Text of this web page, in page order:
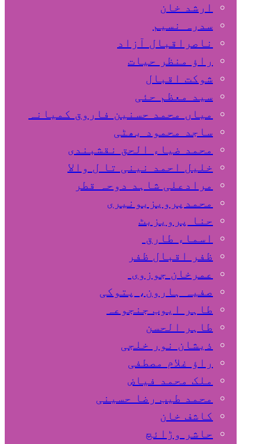
ارشد خان
سدرہ نسیم
ناصراقبال آزاد
راؤ منظر حیات
شوکت اقبال
سید معظم حئی
میاں محمد حسنین فاروق کمیانہ
ساجد محمود بھٹی
محمد ضیاء الحق نقشبندی
خلیل احمد نینی تا ل والا
مرادعلی شاہد دوحہ قطر
محمدپرویزبونیری
حنا پرویزبٹ
اسماء طارق
ظفر اقبال ظفر
عمرخان جوزوی
صفیہ ہارون، پتوکی
طاہر ایوب جنجوعہ
طاہر الحسن
ذیشان نور خلجی
راﺅ غلام مصطفی
ملک محمد فیاض
محمد طیب رضا حسینی
کاشف خان
حاشر وڑائچ